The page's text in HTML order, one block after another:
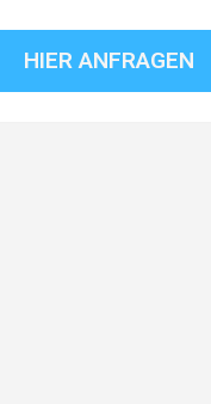
HIER ANFRAGEN